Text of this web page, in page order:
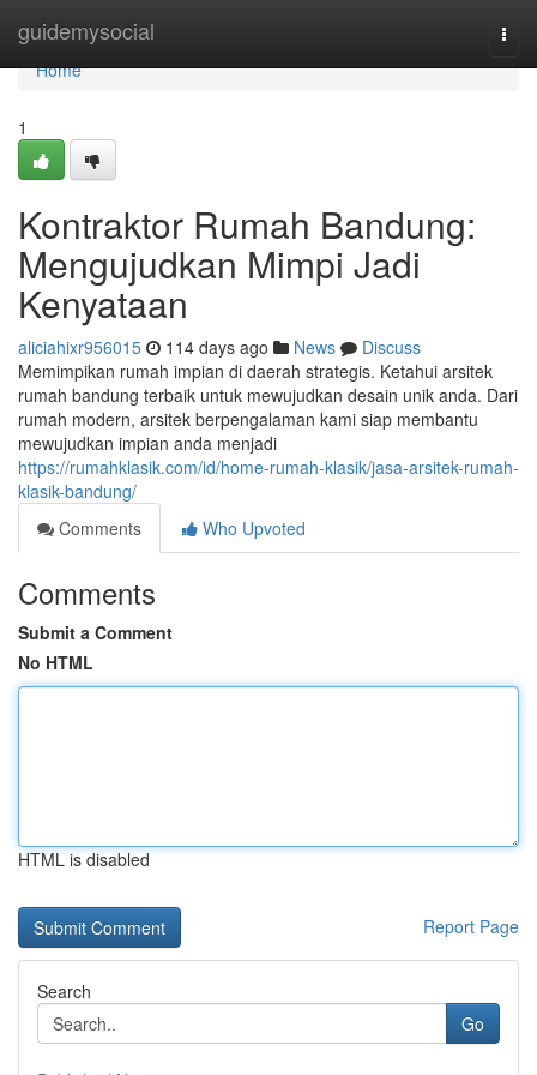
guidemysocial
Home
Home
1
Kontraktor Rumah Bandung:
Mengujudkan Mimpi Jadi
Kenyataan
aliciahixr956015 114 days ago News
Discuss
Memimpikan rumah impian di daerah strategis. Ketahui arsitek
rumah bandung terbaik untuk mewujudkan desain unik anda. Dari
rumah modern, arsitek berpengalaman kami siap membantu
mewujudkan impian anda menjadi
https://rumahklasik.com/id/home-rumah-klasik/jasa-arsitek-rumah-
klasik-bandung/
Comments
Who Upvoted
Comments
Submit a Comment
No HTML
HTML is disabled
Report Page
Search
Go